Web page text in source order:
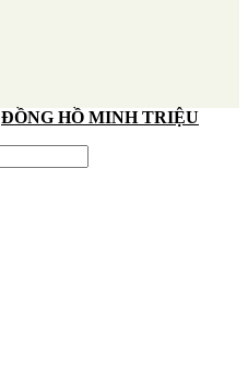
ĐỒNG HỒ MINH TRIỆU